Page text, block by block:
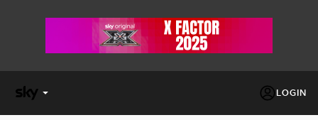
LOGIN